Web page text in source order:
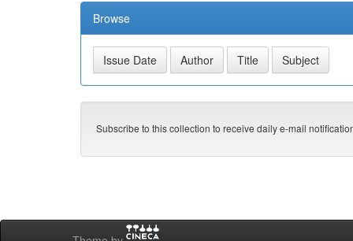
Browse
Subscribe to this collection to receive daily e-mail